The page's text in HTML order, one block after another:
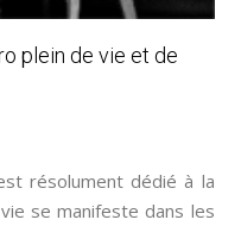
plein de vie et de
résolument dédié à la
se manifeste dans les